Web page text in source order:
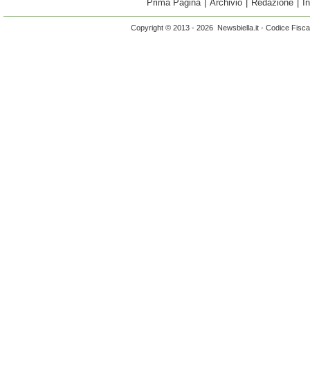
Prima Pagina | Archivio | Redazione |
Copyright © 2013 - 2026 Newsbiella.it - Codice